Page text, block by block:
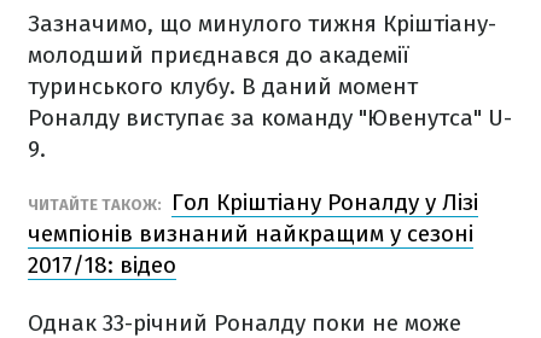
Зазначимо, що минулого тижня Кріштіану-
молодший приєднався до академії
туринського клубу. В даний момент
Роналду виступає за команду "Ювенутса" U-
9.
ЧИТАЙТЕ ТАКОЖ:
Гол Кріштіану Роналду у Лізі
чемпіонів визнаний найкращим у сезоні
2017/18: відео
Однак 33-річний Роналду поки не може